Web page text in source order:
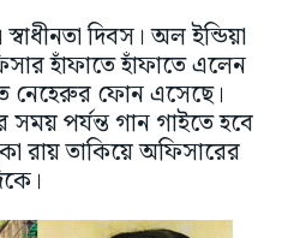
দিবস। অল ইন্ডিয়া
হাঁফাতে হাঁফাতে এলেন
নেহেরুর ফোন এসেছে।
সময় পর্যন্ত গান গাইতে হবে
রায় তাকিয়ে অফিসারের